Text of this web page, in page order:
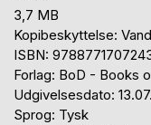
3,7 MB
Kopibeskyttelse:
ISBN:
Forlag: BoD - Books
Udgivelsesdato:
Sprog: Tysk